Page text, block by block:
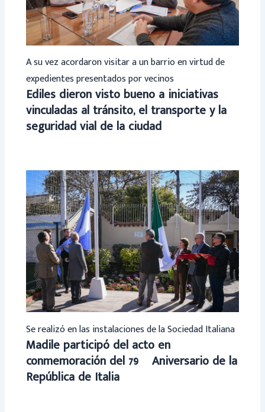
A su vez acordaron visitar a un barrio en virtud de
expedientes presentados por vecinos
Ediles dieron visto bueno a iniciativas
vinculadas al tránsito, el transporte y la
seguridad vial de la ciudad
Se realizó en las instalaciones de la Sociedad Italiana
Madile participó del acto en
conmemoración del 79º Aniversario de la
República de Italia